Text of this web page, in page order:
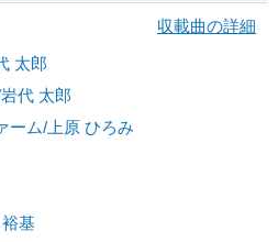
収載曲の詳細
太郎
岩代 太郎
ーム/ 上原 ひろみ
基